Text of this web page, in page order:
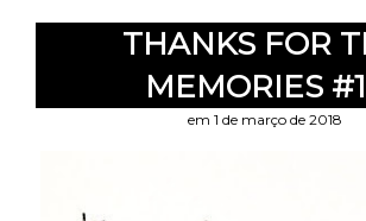
THANKS FOR
MEMORIES
em 1 de março de 2018